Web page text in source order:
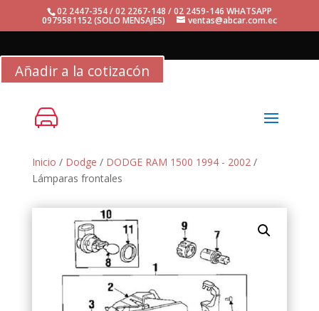
02 2447-354 / 02 2267-148 / 02 2459-146 WHATSAPP
0979581152 (SOLO MENSAJES) ventas@abcar.com.ec
Añadir a la cotizacón
Inicio / Dodge / DODGE RAM 1500 1994 - 2002 /
Lámparas frontales